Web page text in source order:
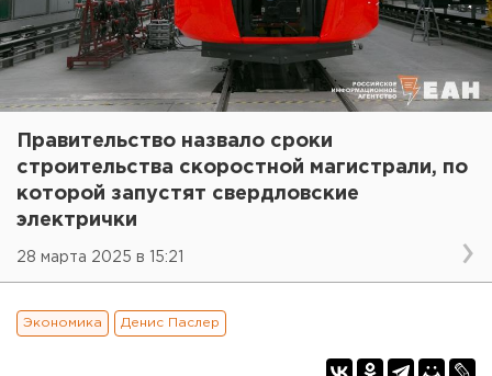
Правительство назвало сроки
строительства скоростной магистрали, по
которой запустят свердловские
электрички
28 марта 2025 в 15:21
Экономика Денис Паслер